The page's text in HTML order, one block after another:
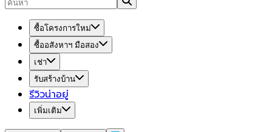
ซื้อโครงการใหม่
ซื้ออสังหาฯ มือสอง
เช่า
รับสร้างบ้าน
รีวิวน่าอยู่
เพิ่มเติม